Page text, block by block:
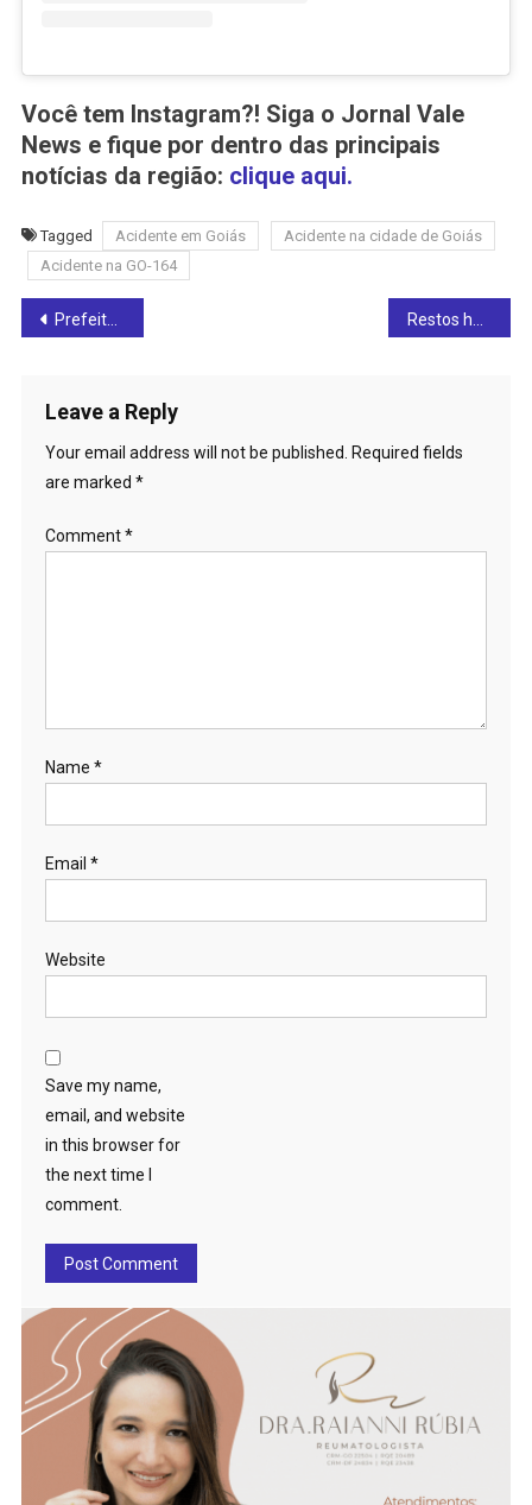
Você tem Instagram?! Siga o Jornal Vale
News e fique por dentro das principais
notícias da região: clique aqui.
Tagged Acidente em Goiás
Acidente na cidade de Goiás
Acidente na GO-164
Post
Prefeitura de Ceres informa sobre revezamento no funcionamento das farmácias das unidades de saúde: confira
Leave a Reply
Your email address will not be published.
Required fields
are marked *
Comment*
Name *
Email *
Website
Save my name,
email, and website
in this browser for
the next time I
comment.